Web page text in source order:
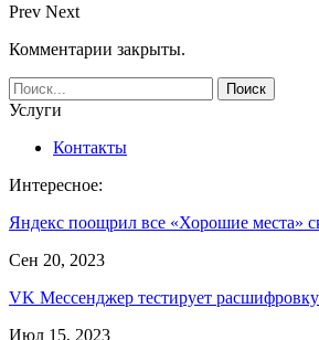
Prev Next
Комментарии закрыты.
Услуги
Контакты
Интересное:
Яндекс поощрил все «Хорошие места»
Сен 20, 2023
VK Мессенджер тестирует
Июл 15, 2023